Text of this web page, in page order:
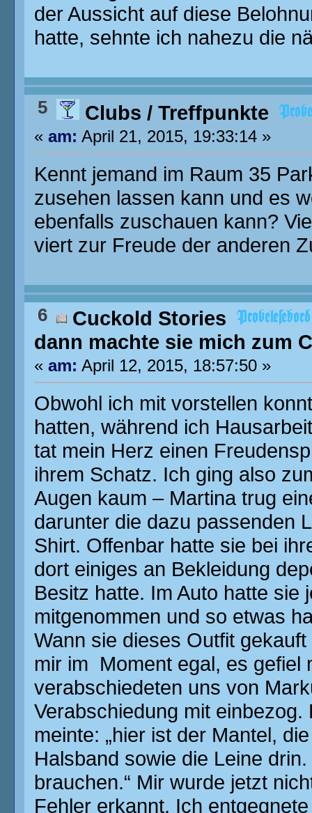
der Aussicht auf diese
hatte, sehnte ich nahezu die
5 Clubs / Treffpunkte
«am: April 21, 2015, 19:33:14 »
Kennt jemand im Raum 35
zusehen lassen kann und es
ebenfalls zuschauen kann?
viert zur Freude der anderen
6
Cuckold Stories
dann machte sie mich zum
«am: April 12, 2015, 18:57:50 »
Obwohl ich mit vorstellen
hatten, während ich
tat mein Herz einen
ihrem Schatz. Ich ging also
Augen kaum – Martina trug
darunter die dazu passenden
Shirt. Offenbar hatte sie bei
dort einiges an Bekleidung
Besitz hatte. Im Auto hatte sie
mitgenommen und so etwas
Wann sie dieses Outfit
mir im Moment egal, es gefiel
verabschiedeten uns von
Verabschiedung mit
meinte: „hier ist der Mantel,
Halsband sowie die Leine
brauchen.“ Mir wurde jetzt
Fehler erkannt. Ich